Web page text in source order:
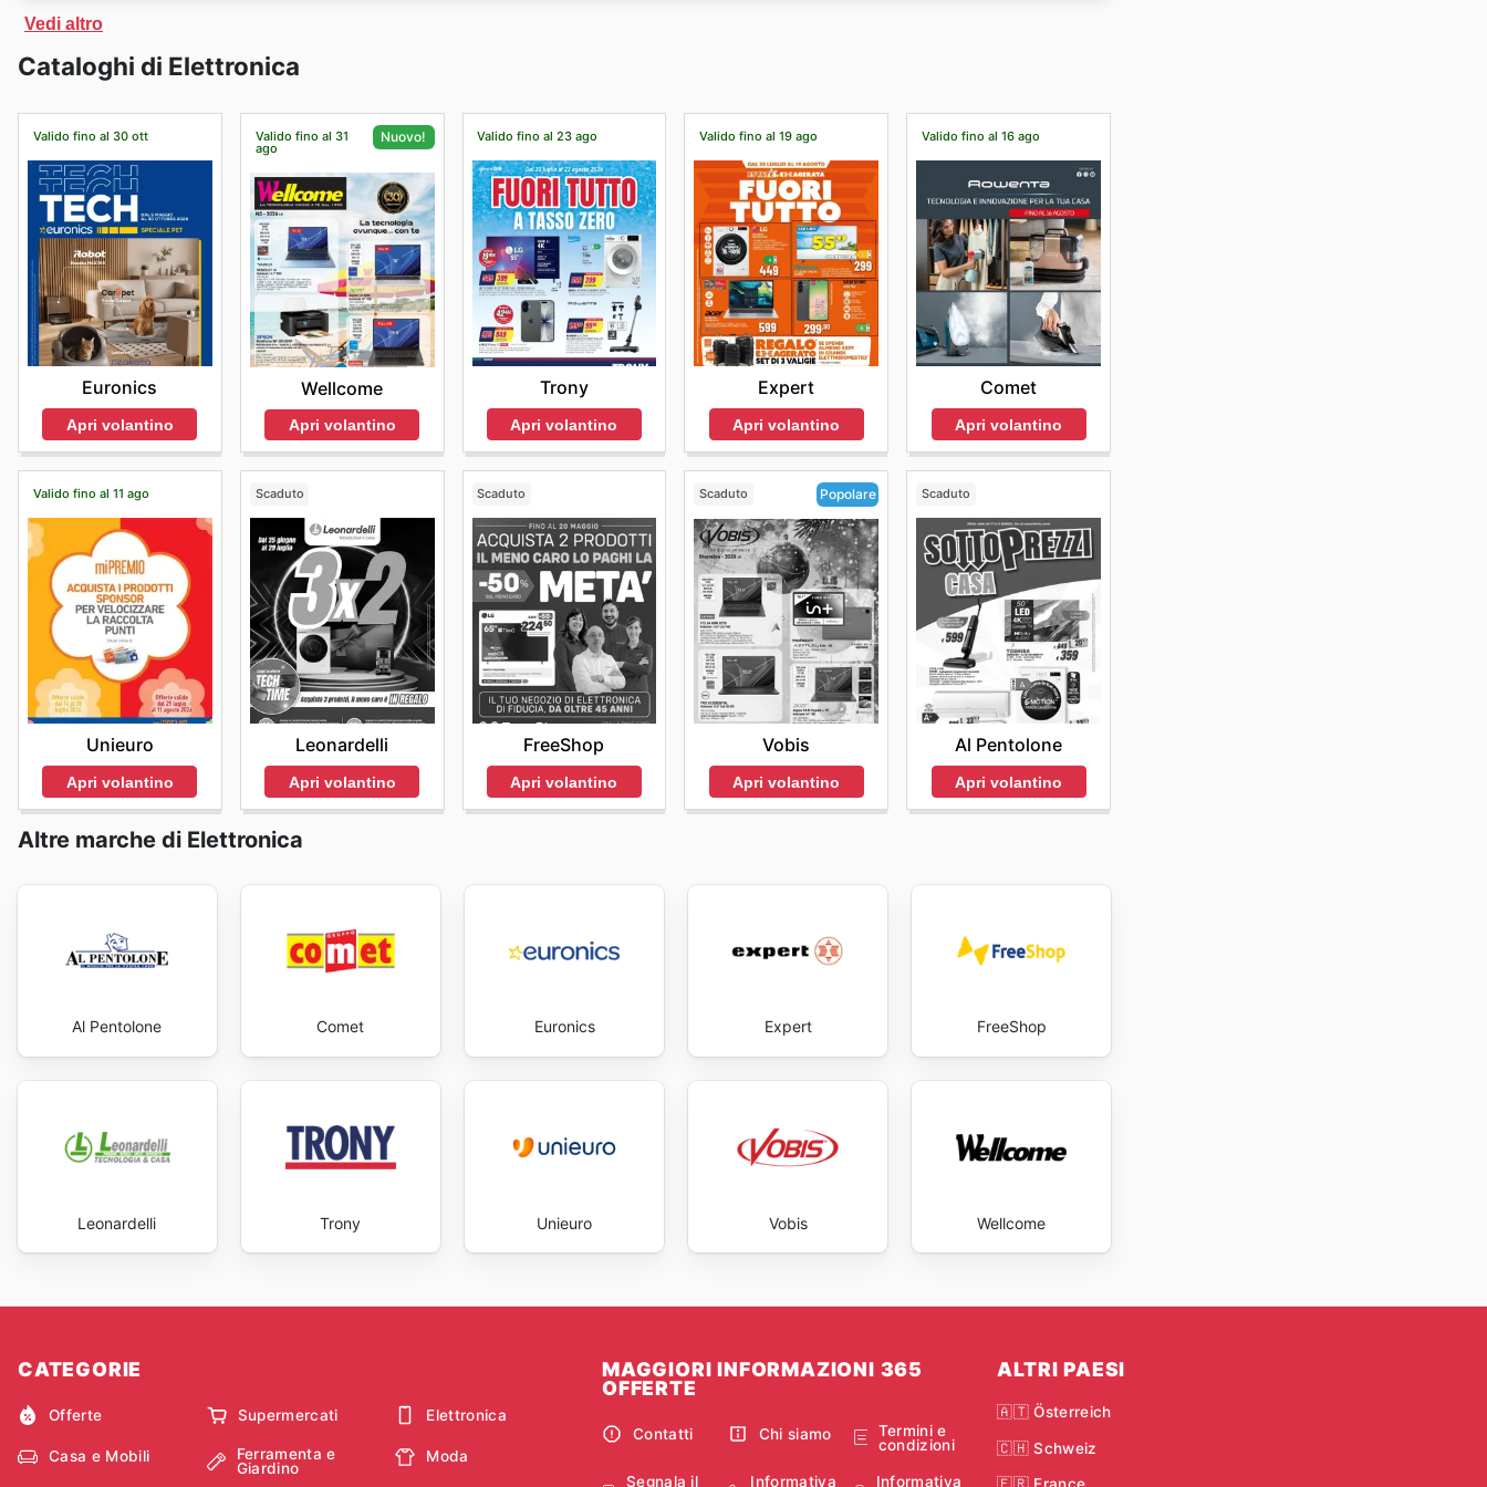
Al momento
Vedi altro
Cataloghi di Elettronica
Valido fino al 30 ott
Euronics
Apri volantino
Valido fino al 31
ago
Nuovo!
Wellcome
Apri volantino
Valido fino al 23 ago
Trony
Apri volantino
Valido fino al 19 ago
Expert
Apri volantino
Valido fino al 16 ago
Comet
Apri volantino
Valido fino al 11 ago
Unieuro
Apri volantino
Scaduto
Leonardelli
Apri volantino
Scaduto
FreeShop
Apri volantino
Scaduto Popolare
Vobis
Apri volantino
Scaduto
Al Pentolone
Apri volantino
Altre marche di Elettronica
Al Pentolone Comet Euronics Expert FreeShop
Leonardelli Trony Unieuro Vobis Wellcome
CATEGORIE
Offerte Supermercati Elettronica
Casa e Mobili
Ferramenta e
Giardino
Moda
MAGGIORI INFORMAZIONI 365
OFFERTE
Contatti Chi siamo
Termini e
condizioni
Segnala il
Informativa
Informativa
ALTRI PAESI
🇦🇹 Österreich
🇨🇭 Schweiz